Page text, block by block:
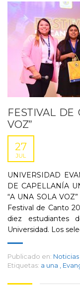
FESTIVAL DE
VOZ”
27
JUL
UNIVERSIDAD
DE CAPELLANÍA
“A UNA SOLA
Festival de Canto
diez estudiantes
Universidad. Los
Publicado en: Noticias
Etiquetas: a una